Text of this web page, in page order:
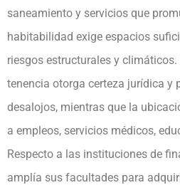
saneamiento y servicios que
habitabilidad exige espacios
riesgos estructurales y
tenencia otorga certeza jurídica y
desalojos, mientras que la
a empleos, servicios médicos,
Respecto a las instituciones de
amplía sus facultades para